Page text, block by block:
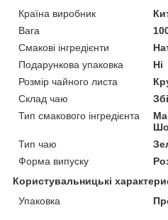
Країна виробник
Вага
Смакові інгредієнти
Подарункова упаковка
Ні
Розмір чайного листа
Склад чаю
Тип смакового інгредієнта
Тип чаю
Форма випуску
Користувальницькі
Упаковка